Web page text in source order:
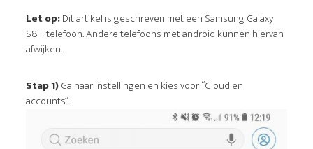
Let op:Dit artikel is geschreven met een Samsung Galaxy
S8+ telefoon. Andere telefoons met android kunnen hiervan
afwijken.
Stap 1)Ga naar instellingen en kies voor “Cloud en
accounts”.